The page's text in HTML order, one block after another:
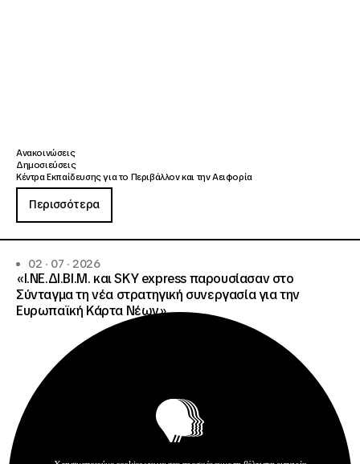
Ανακοινώσεις
Δημοσιεύσεις
Κέντρα Εκπαίδευσης για το Περιβάλλον και την Αειφορία
Περισσότερα
02 · 07 · 2026
«Ι.ΝΕ.ΔΙ.ΒΙ.Μ. και SKY express παρουσίασαν στο
Σύνταγμα τη νέα στρατηγική συνεργασία για την
Ευρωπαϊκή Κάρτα Νέων»